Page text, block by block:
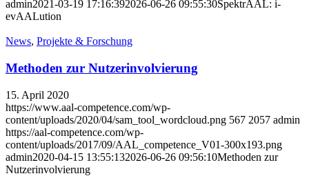
admin2021-03-19 17:16:392026-06-26 09:55:30SpektrAAL: i-
evAALution
News, Projekte & Forschung
Methoden zur Nutzerinvolvierung
15. April 2020
https://www.aal-competence.com/wp-
content/uploads/2020/04/sam_tool_wordcloud.png 567 2057 admin
https://aal-competence.com/wp-
content/uploads/2017/09/AAL_competence_V01-300x193.png
admin2020-04-15 13:55:132026-06-26 09:56:10Methoden zur
Nutzerinvolvierung